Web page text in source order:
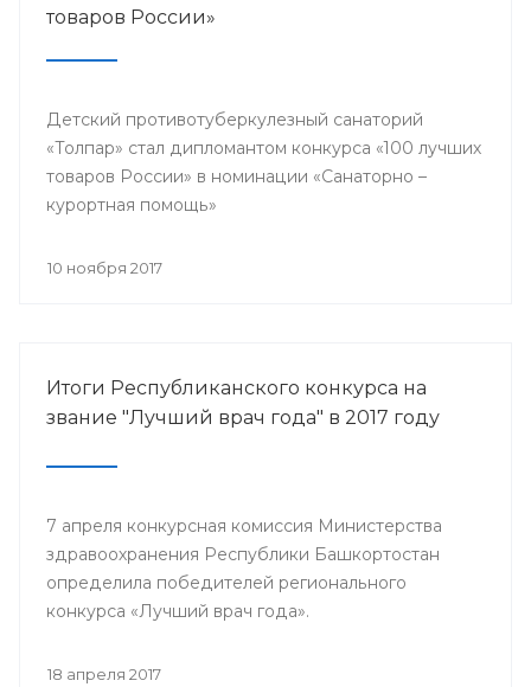
товаров России»
Детский противотуберкулезный санаторий
«Толпар» стал дипломантом конкурса «100 лучших
товаров России» в номинации «Санаторно –
курортная помощь»
10 ноября 2017
Итоги Республиканского конкурса на
звание "Лучший врач года" в 2017 году
7 апреля конкурсная комиссия Министерства
здравоохранения Республики Башкортостан
определила победителей регионального
конкурса «Лучший врач года».
18 апреля 2017